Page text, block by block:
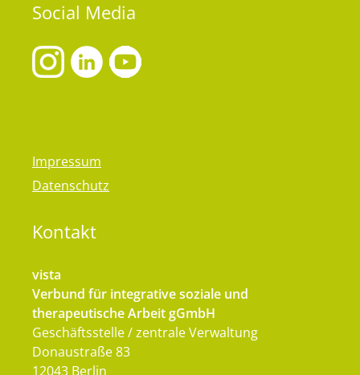
Social Media
Impressum
Datenschutz
Kontakt
vista
Verbund für integrative soziale und
therapeutische Arbeit gGmbH
Geschäftsstelle / zentrale Verwaltung
Donaustraße 83
12043 Berlin